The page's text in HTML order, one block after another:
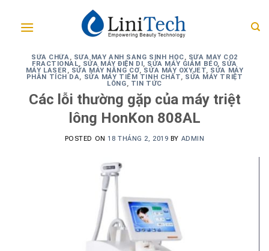
SỬA CHỮA, SỬA MÁY ÁNH SÁNG SINH HỌC, SỬA MÁY CO2
FRACTIONAL, SỬA MÁY ĐIỆN DI, SỬA MÁY GIẢM BÉO, SỬA
MÁY LASER , SỬA MÁY NÂNG CƠ, SỬA MÁY OXYJET, SỬA MÁY
PHÂN TÍCH DA, SỬA MÁY TIÊM TINH CHẤT, SỬA MÁY TRIỆT
LÔNG, TIN TỨC
Các lỗi thường gặp của máy triệt
lông HonKon 808AL
POSTED ON 18 THÁNG 2, 2019 BY ADMIN